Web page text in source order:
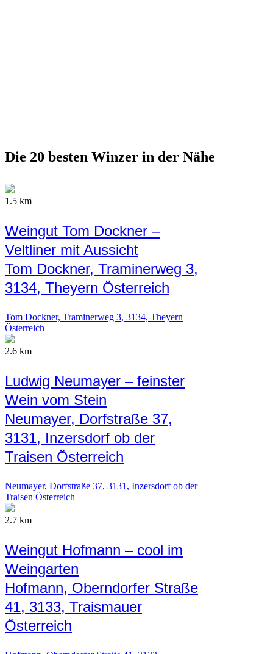
Die 20 besten Winzer in der Nähe
1.5 km
Weingut Tom Dockner –
Veltliner mit Aussicht
Tom Dockner, Traminerweg 3,
3134, Theyern Österreich
Tom Dockner, Traminerweg 3, 3134, Theyern
Österreich
2.6 km
Ludwig Neumayer – feinster
Wein vom Stein
Neumayer, Dorfstraße 37,
3131, Inzersdorf ob der
Traisen Österreich
Neumayer, Dorfstraße 37, 3131, Inzersdorf ob der
Traisen Österreich
2.7 km
Weingut Hofmann – cool im
Weingarten
Hofmann, Oberndorfer Straße
41, 3133, Traismauer
Österreich